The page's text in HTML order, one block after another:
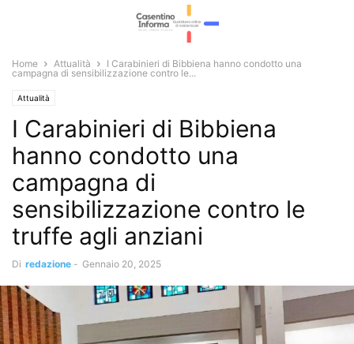
Home Attualità
I Carabinieri di Bibbiena hanno condotto una
campagna di sensibilizzazione contro le...
Attualità
I Carabinieri di Bibbiena
hanno condotto una
campagna di
sensibilizzazione contro le
truffe agli anziani
Di redazione - Gennaio 20, 2025